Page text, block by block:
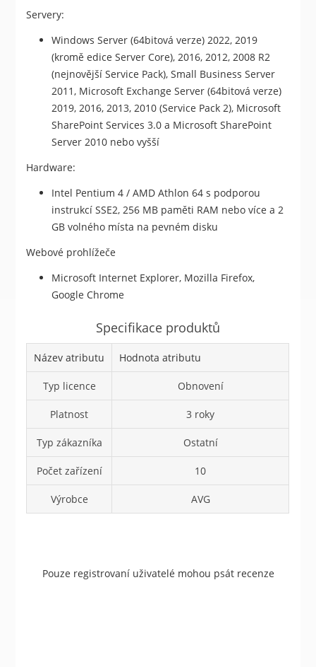
Servery:
Windows Server (64bitová verze) 2022, 2019
(kromě edice Server Core), 2016, 2012, 2008 R2
(nejnovější Service Pack), Small Business Server
2011, Microsoft Exchange Server (64bitová verze)
2019, 2016, 2013, 2010 (Service Pack 2), Microsoft
SharePoint Services 3.0 a Microsoft SharePoint
Server 2010 nebo vyšší
Hardware:
Intel Pentium 4 / AMD Athlon 64 s podporou
instrukcí SSE2, 256 MB paměti RAM nebo více a 2
GB volného místa na pevném disku
Webové prohlížeče
Microsoft Internet Explorer, Mozilla Firefox,
Google Chrome
Specifikace produktů
Název atributu Hodnota atributu
Typ licence Obnovení
Platnost 3 roky
Typ zákazníka Ostatní
Počet zařízení 10
Výrobce AVG
Pouze registrovaní uživatelé mohou psát recenze